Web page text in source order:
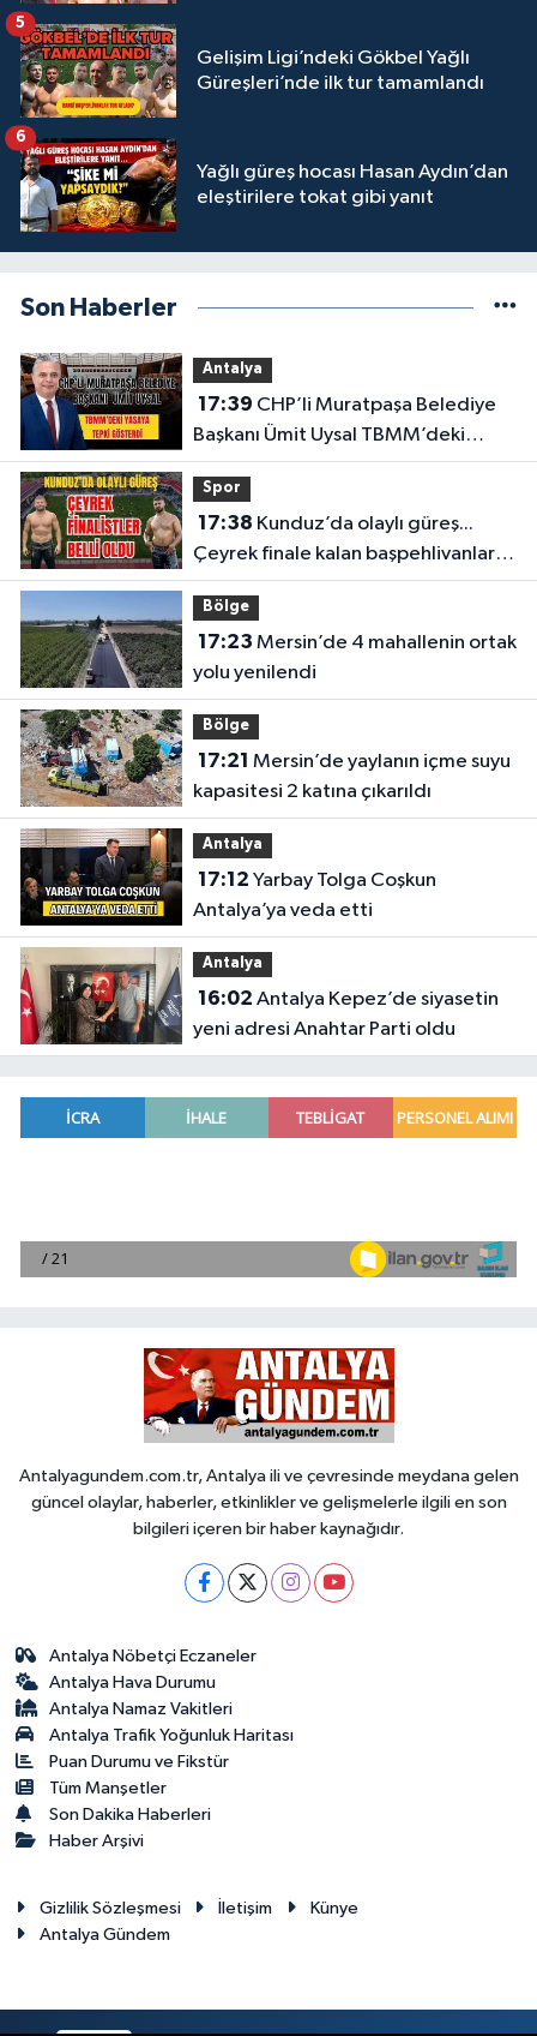
Gelişim Ligi’ndeki Gökbel Yağlı
Güreşleri’nde ilk tur tamamlandı
5
Yağlı güreş hocası Hasan Aydın’dan
eleştirilere tokat gibi yanıt
6
Son Haberler
Antalya
17:39
Başkanı Ümit Uysal TBMM’deki
yasaya tepki gösterdi
Spor
17:38
Çeyrek finale kalan başpehlivanlar
belli oldu
Bölge
17:23
yolu yenilendi
Bölge
17:21
kapasitesi 2 katına çıkarıldı
Antalya
17:12
Antalya’ya veda etti
Antalya
16:02
yeni adresi Anahtar Parti oldu
Antalyagundem.com.tr, Antalya ili ve çevresinde meydana gelen
güncel olaylar, haberler, etkinlikler ve gelişmelerle ilgili en son
bilgileri içeren bir haber kaynağıdır.
Antalya Nöbetçi Eczaneler
Antalya Hava Durumu
Antalya Namaz Vakitleri
Antalya Trafik Yoğunluk Haritası
Puan Durumu ve Fikstür
Tüm Manşetler
Son Dakika Haberleri
Haber Arşivi
Gizlilik Sözleşmesi İletişim
Künye
Antalya Gündem